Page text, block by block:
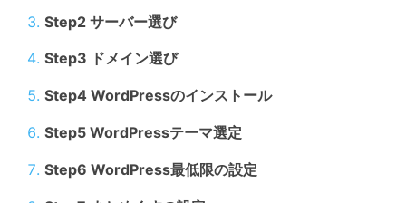
Step2 サーバー選び
Step3 ドメイン選び
Step4 WordPressのインストール
Step5 WordPressテーマ選定
Step6 WordPress最低限の設定